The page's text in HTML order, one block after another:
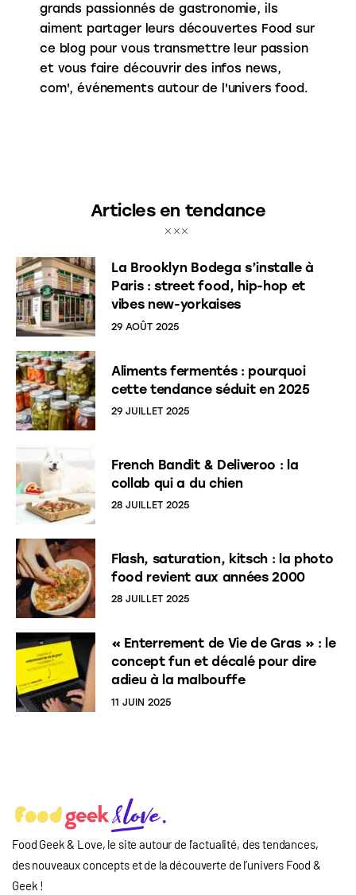
grands passionnés de gastronomie, ils
aiment partager leurs découvertes Food sur
ce blog pour vous transmettre leur passion
et vous faire découvrir des infos news,
com', événements autour de l'univers food.
Articles en tendance
La Brooklyn Bodega s’installe à
Paris : street food, hip-hop et
vibes new-yorkaises
29 AOÛT 2025
Aliments fermentés : pourquoi
cette tendance séduit en 2025
29 JUILLET 2025
French Bandit & Deliveroo : la
collab qui a du chien
28 JUILLET 2025
Flash, saturation, kitsch : la photo
food revient aux années 2000
28 JUILLET 2025
« Enterrement de Vie de Gras » : le
concept fun et décalé pour dire
adieu à la malbouffe
11 JUIN 2025
Food Geek & Love, le site autour de l’actualité, des tendances,
des nouveaux concepts et de la découverte de l’univers Food&
Geek !